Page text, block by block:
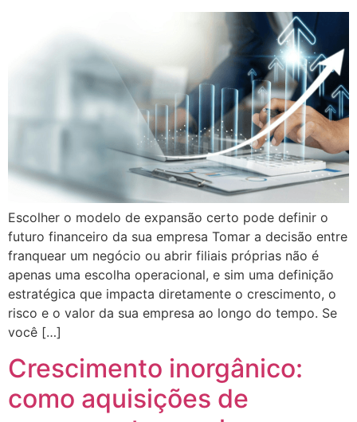
Escolher o modelo de expansão certo pode definir o
futuro financeiro da sua empresa Tomar a decisão entre
franquear um negócio ou abrir filiais próprias não é
apenas uma escolha operacional, e sim uma definição
estratégica que impacta diretamente o crescimento, o
risco e o valor da sua empresa ao longo do tempo. Se
você […]
Crescimento inorgânico:
como aquisições de